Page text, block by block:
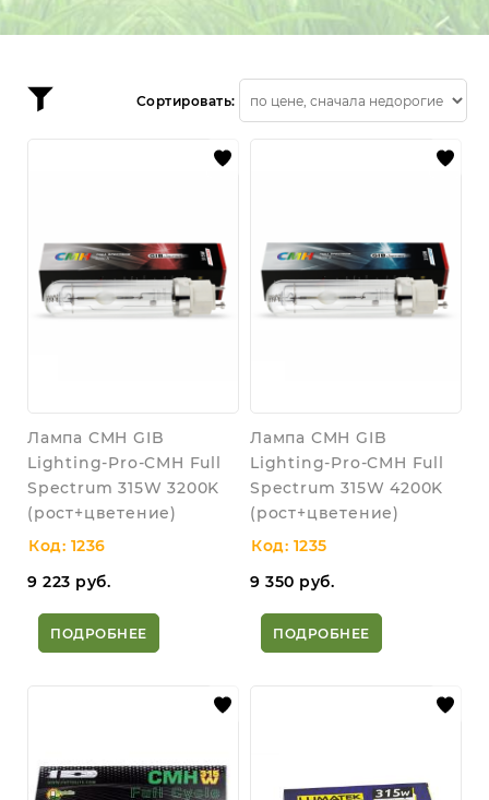
Публичная оферта
Возврат товаров и денежных средств
Сортировать:
Лампа CMH GIB
Lighting-Pro-CMH Full
Spectrum 315W 3200K
(рост+цветение)
Код: 1236
9 223 руб.
ПОДРОБНЕЕ
Лампа CMH GIB
Lighting-Pro-CMH Full
Spectrum 315W 4200K
(рост+цветение)
Код: 1235
9 350 руб.
ПОДРОБНЕЕ